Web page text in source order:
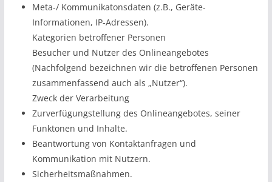
Meta-/ Kommunikatonsdaten (z.B., Geräte-
Informationen, IP-Adressen).
Kategorien betroffener Personen
Besucher und Nutzer des Onlineangebotes
(Nachfolgend bezeichnen wir die betroffenen Personen
zusammenfassend auch als „Nutzer“).
Zweck der Verarbeitung
Zurverfügungstellung des Onlineangebotes, seiner
Funktonen und Inhalte.
Beantwortung von Kontaktanfragen und
Kommunikation mit Nutzern.
Sicherheitsmaßnahmen.